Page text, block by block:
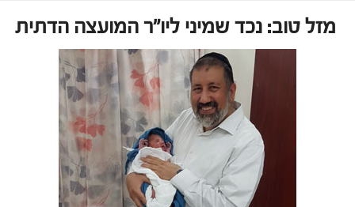
מזל טוב: נכד שמיני ליו"ר המועצה הדתית